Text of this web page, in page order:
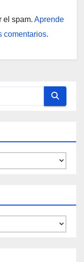
el spam. Aprende
comentarios.